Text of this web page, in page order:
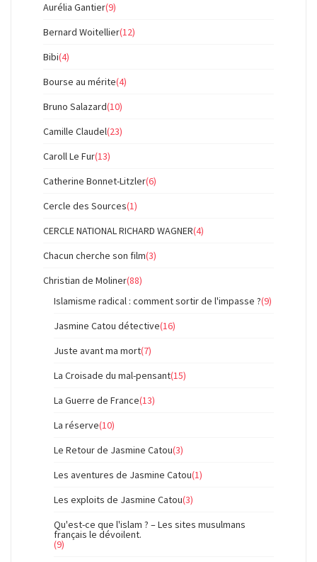
Aurélia Gantier(9)
Bernard Woitellier(12)
Bibi(4)
Bourse au mérite(4)
Bruno Salazard(10)
Camille Claudel(23)
Caroll Le Fur(13)
Catherine Bonnet-Litzler(6)
Cercle des Sources(1)
CERCLE NATIONAL RICHARD WAGNER(4)
Chacun cherche son film(3)
Christian de Moliner(88)
Islamisme radical : comment sortir de l'impasse ?(9)
Jasmine Catou détective(16)
Juste avant ma mort(7)
La Croisade du mal-pensant(15)
La Guerre de France(13)
La réserve(10)
Le Retour de Jasmine Catou(3)
Les aventures de Jasmine Catou(1)
Les exploits de Jasmine Catou(3)
Qu'est-ce que l'islam ? – Les sites musulmans
français le dévoilent.
(9)